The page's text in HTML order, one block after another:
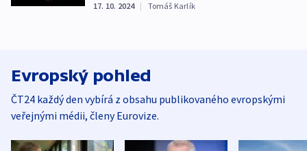
17. 10. 2024 | Tomáš Karlík
Evropský pohled
ČT24 každý den vybírá z obsahu publikovaného evropskými
veřejnými médii, členy Eurovize.